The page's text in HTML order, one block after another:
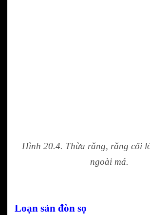
Hình 20.4. Thừa răng, răng cối
ngoài má.
Loạn sản đòn sọ